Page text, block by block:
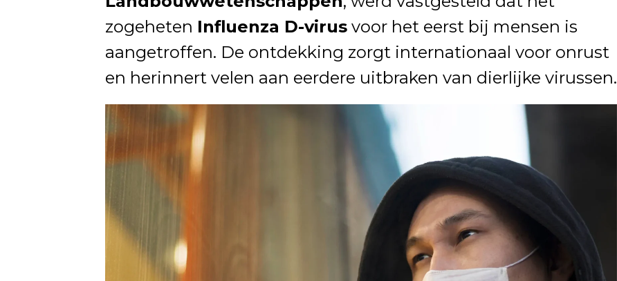
zogeheten Influenza D-virus voor het eerst bij mensen is
aangetroffen. De ontdekking zorgt internationaal voor onrust
en herinnert velen aan eerdere uitbraken van dierlijke virussen.